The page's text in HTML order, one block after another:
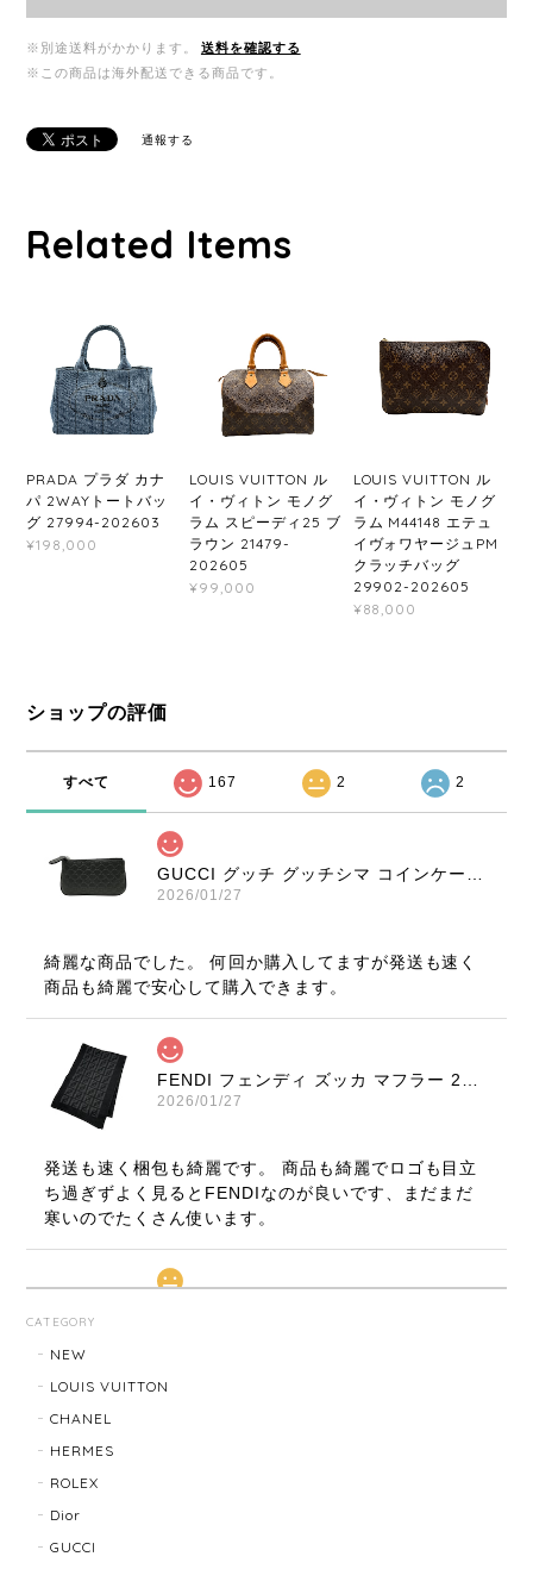
※別途送料がかかります。
送料を確認する
※この商品は海外配送できる商品です。
通報する
Related Items
PRADA プラダ カナ
パ 2WAYトートバッ
グ 27994-202603
¥198,000
LOUIS VUITTON ル
イ・ヴィトン モノグ
ラム スピーディ25 ブ
ラウン 21479-
202605
¥99,000
LOUIS VUITTON ル
イ・ヴィトン モノグ
ラム M44148 エテュ
イヴォワヤージュPM
クラッチバッグ
29902-202605
¥88,000
ショップの評価
すべて 167 2 2
2026/01/27
綺麗な商品でした。 何回か購入してますが発送も速く
商品も綺麗で安心して購入できます。
2026/01/27
発送も速く梱包も綺麗です。 商品も綺麗でロゴも目立
ち過ぎずよく見るとFENDIなのが良いです、まだまだ
寒いのでたくさん使います。
でした！ありがとうございました。また機会ありまし
CATEGORY
NEW
LOUIS VUITTON
CHANEL
HERMES
ROLEX
Dior
GUCCI